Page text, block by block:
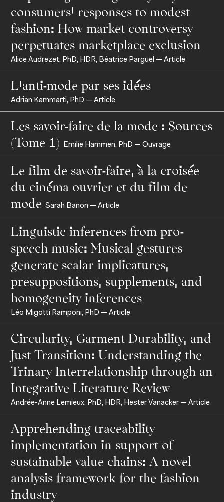
Recherche académique
Chaires
Expertise économique et marketing
À propos
consumers’ responses to modest
fashion: How market controversy
perpetuates marketplace exclusion
Alice Audrezet, PhD, HDR, Béatrice Parguel — Article
L’anti-mode par ses idées
Adrian Kammarti, PhD — Article
Les savoir-faire de la mode : Sources
(Tome 1) Emilie Hammen, PhD — Ouvrage
Le film de savoir-faire, à la croisée
du cinéma ouvrier et du film de
mode Sarah Banon — Article
Linguistic inferences from pro-
speech music: Musical gestures
generate scalar implicatures,
presuppositions, supplements, and
homogeneity inferences
Léo Migotti Ramponi, PhD — Article
Circularity, Garment Durability, and
Just Transition: Understanding the
Trinary Interrelationship through an
Integrative Literature Review
Andrée-Anne Lemieux, PhD, HDR, Hester Vanacker — Article
Apprehending traceability
implementation in support of
sustainable value chains: A novel
analysis framework for the fashion
industry